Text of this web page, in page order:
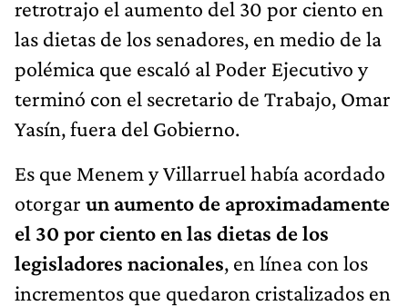
retrotrajo el aumento del 30 por ciento en
las dietas de los senadores, en medio de la
polémica que escaló al Poder Ejecutivo y
terminó con el secretario de Trabajo, Omar
Yasín, fuera del Gobierno.
Es que Menem y Villarruel había acordado
otorgar un aumento de aproximadamente
el 30 por ciento en las dietas de los
legisladores nacionales, en línea con los
incrementos que quedaron cristalizados en